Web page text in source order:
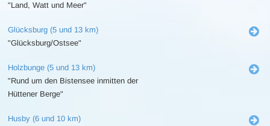
"Land, Watt und Meer"
Glücksburg (5 und 13 km)
"Glücksburg/Ostsee"
Holzbunge (5 und 13 km)
"Rund um den Bistensee inmitten der
Hüttener Berge"
Husby (6 und 10 km)